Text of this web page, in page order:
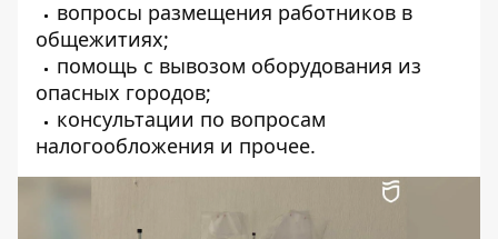
вопросы размещения работников в
общежитиях;
помощь с вывозом оборудования из
опасных городов;
консультации по вопросам
налогообложения и прочее.